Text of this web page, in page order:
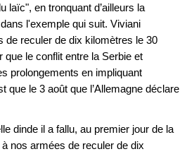
laïc", en tronquant d’ailleurs la
l'exemple qui suit. Viviani
de reculer de dix kilomètres le 30
que le conflit entre la Serbie et
prolongements en impliquant
que le 3 août que l’Allemagne déclare
dinde il a fallu, au premier jour de la
nos armées de reculer de dix